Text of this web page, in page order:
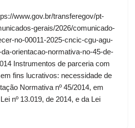
www.gov.br/transferegov/pt-
gerais/2026/comunicado-
no-00011-2025-cncic-cgu-agu-
orientacao-normativa-no-45-de-
Instrumentos de parceria com
fins lucrativos: necessidade de
Normativa nº 45/2014, em
nº 13.019, de 2014, e da Lei